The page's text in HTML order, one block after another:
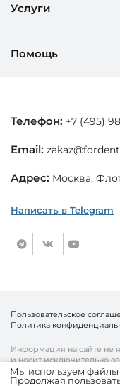
Услуги
Помощь
Телефон: +7 (495)
Email:
Адрес: Москва,
Написать в Telegram
Информация на сайте не
и носит исключительно
Пользовательское
Политика
Мы используем файлы
Продолжая